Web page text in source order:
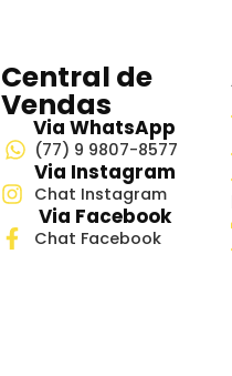
Central de
Vendas
Via WhatsApp
(77) 9 9807-8577
Via Instagram
Chat Instagram
Via Facebook
Chat Facebook